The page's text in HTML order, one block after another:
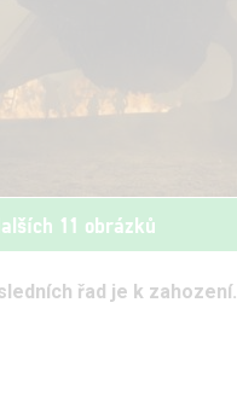
11 obrázků
řad je k zahození.